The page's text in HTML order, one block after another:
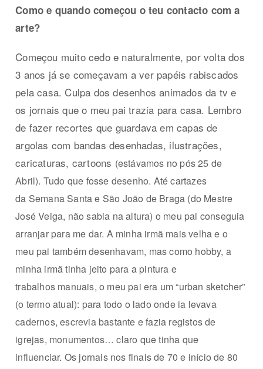
Como e quando começou o teu contacto com a
arte?
Começou muito cedo e naturalmente, por volta dos
3 anos já se começavam a ver papéis rabiscados
pela casa. Culpa dos desenhos animados da tv e
os jornais que o meu pai trazia para casa. Lembro
de fazer recortes que guardava em capas de
argolas com bandas desenhadas, ilustrações,
caricaturas, cartoons (estávamos no pós 25 de
Abril). Tudo que fosse desenho. Até cartazes
da Semana Santa e São João de Braga (do Mestre
José Veiga, não sabia naaltura) o meu pai conseguia
arranjar para me dar. A minha irmã maisvelha e o
meu pai também desenhavam, mas como hobby, a
minha irmãtinha jeito para a pintura e
trabalhos manuais, o meu pai era um “urban sketcher”
(o termo atual): para todo o lado onde ia levava
cadernos, escrevia bastante e fazia registos de
igrejas, monumentos… claro que tinha que
influenciar. Os jornais nos finaisde 70 e início de 80